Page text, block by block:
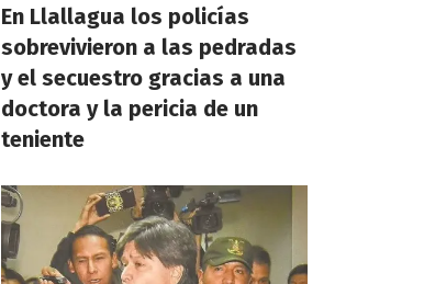
En Llallagua los policías
sobrevivieron a las pedradas
y el secuestro gracias a una
doctora y la pericia de un
teniente